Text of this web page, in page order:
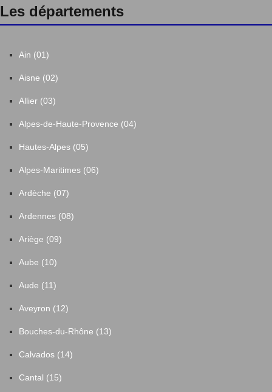
Les départements
Ain (01)
Aisne (02)
Allier (03)
Alpes-de-Haute-Provence (04)
Hautes-Alpes (05)
Alpes-Maritimes (06)
Ardèche (07)
Ardennes (08)
Ariège (09)
Aube (10)
Aude (11)
Aveyron (12)
Bouches-du-Rhône (13)
Calvados (14)
Cantal (15)